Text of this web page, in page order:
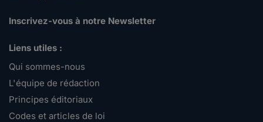
Inscrivez-vous à notre Newsletter
Liens utiles :
Qui sommes-nous
L'équipe de rédaction
Principes éditoriaux
Codes et articles de loi